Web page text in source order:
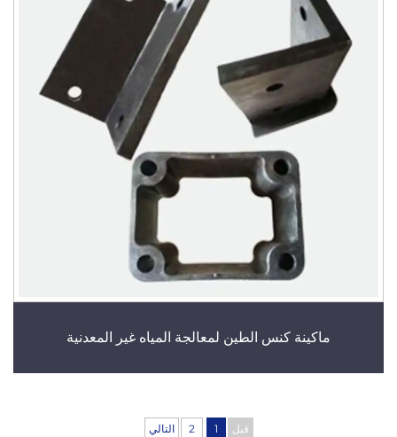
ماكينة كنس الطين لمعالجة المياه غير المعدنية
قبل 1
2 التالي